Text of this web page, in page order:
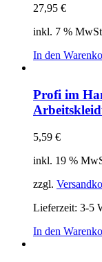
27,95 €
inkl. 7 %
In den
Profi im
5,59 €
inkl. 19 %
zzgl.
Lieferzeit: 3-5
In den